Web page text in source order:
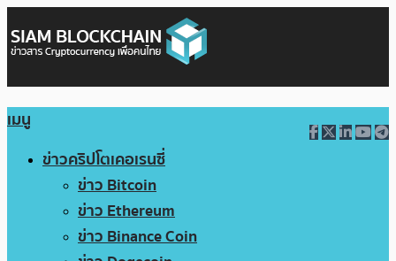
เมนู
ข่าวคริปโตเคอเรนซี่
ข่าว Bitcoin
ข่าว Ethereum
ข่าว Binance Coin